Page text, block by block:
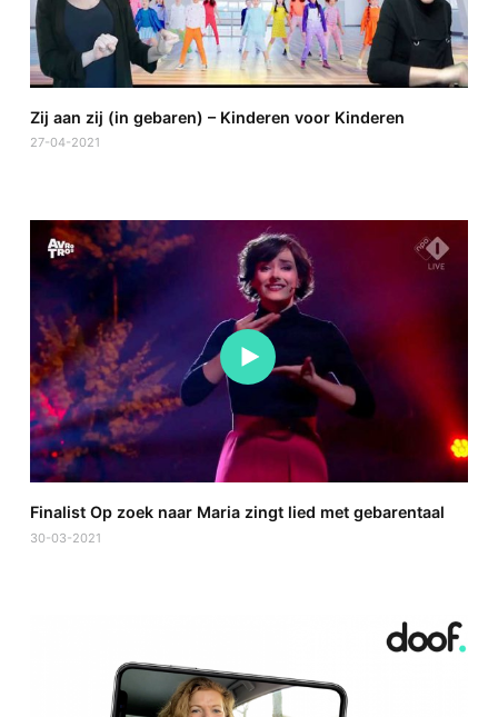
Zij aan zij (in gebaren) – Kinderen voor Kinderen
27-04-2021
Finalist Op zoek naar Maria zingt lied met gebarentaal
30-03-2021